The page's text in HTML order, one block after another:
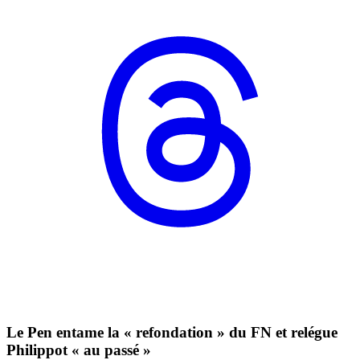
Le Pen entame la « refondation » du FN et relégue
Philippot « au passé »